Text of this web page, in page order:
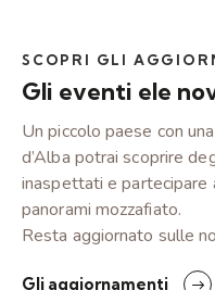
SCOPRI GLI
Gli eventi ele
Un piccolo paese con
d’Alba potrai scoprire
inaspettati e partecipare
panorami mozzafiato.
Resta aggiornato sulle
Gli aggiornamenti